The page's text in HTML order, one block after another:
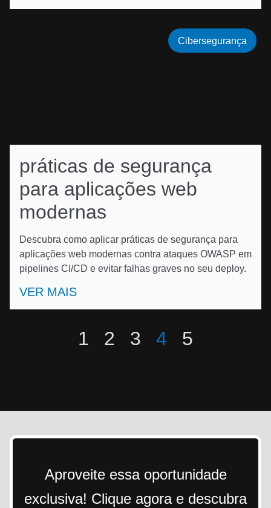
práticas de segurança
para aplicações web
modernas
Descubra como aplicar práticas de segurança para
aplicações web modernas contra ataques OWASP em
pipelines CI/CD e evitar falhas graves no seu deploy.
VER MAIS
Cibersegurança
1 2 3 4 5
Aproveite essa oportunidade
exclusiva! Clique agora e descubra